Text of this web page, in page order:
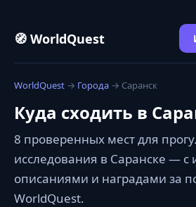
🧭 WorldQuest
WorldQuest → Города → Саранск
Куда сходить в
8 проверенных мест для
исследования в Саранске — с
описаниями и наградами за
WorldQuest.